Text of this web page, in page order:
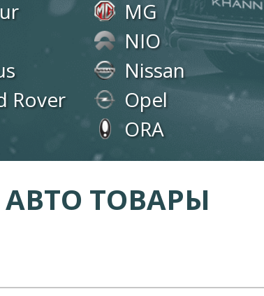
Rover
MG
NIO
Nissan
Opel
ORA
АВТО ТОВАРЫ